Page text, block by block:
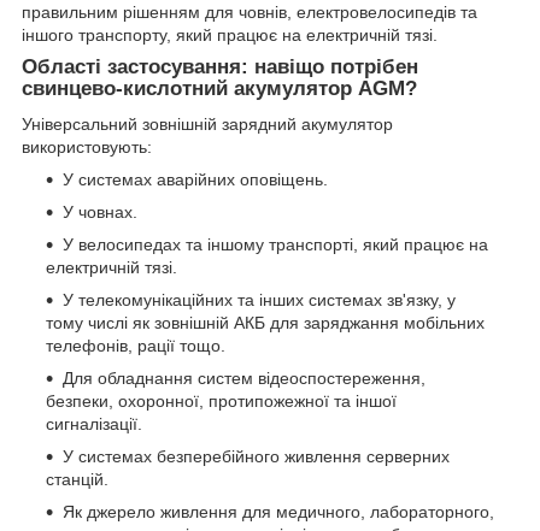
правильним рішенням для човнів, електровелосипедів та
іншого транспорту, який працює на електричній тязі.
Області застосування: навіщо потрібен
свинцево-кислотний акумулятор AGM?
Універсальний зовнішній зарядний акумулятор
використовують:
У системах аварійних оповіщень.
У човнах.
У велосипедах та іншому транспорті, який працює на
електричній тязі.
У телекомунікаційних та інших системах зв'язку, у
тому числі як зовнішній АКБ для заряджання мобільних
телефонів, рації тощо.
Для обладнання систем відеоспостереження,
безпеки, охоронної, протипожежної та іншої
сигналізації.
У системах безперебійного живлення серверних
станцій.
Як джерело живлення для медичного, лабораторного,